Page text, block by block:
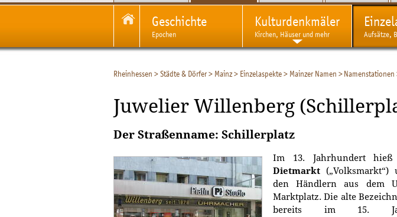
Geschichte
Epochen
Kulturdenkmäler
Kirchen, Häuser und mehr Aufsätze,
Rheinhessen >Städte & Dörfer> Mainz> Einzelaspekte> Mainzer Namen >Namenstationen
Juwelier Willenberg
Der Straßenname: Schillerplatz
Im 13. Jahrhundert
Dietmarkt („Volksmarkt“)
den Händlern aus dem
Marktplatz. Die alte
bereits im 15.